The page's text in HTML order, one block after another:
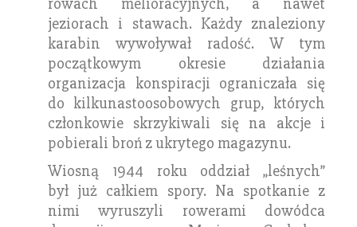
jeziorach i stawach. Każdy znaleziony
karabin wywoływał radość. W tym
początkowym okresie działania
organizacja konspiracji ograniczała się
do kilkunastoosobowych grup, których
członkowie skrzykiwali się na akcje i
pobierali broń z ukrytego magazynu.
Wiosną 1944 roku oddział „leśnych”
był już całkiem spory. Na spotkanie z
nimi wyruszyli rowerami dowódca